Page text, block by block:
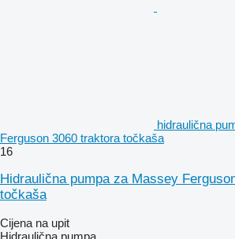
hidraulična
Ferguson 3060 traktora točkaša
16
Hidraulična pumpa za Massey
točkaša
Cijena na upit
Hidraulična pumpa